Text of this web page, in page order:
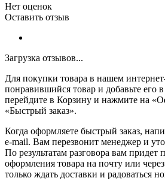
Нет оценок
Оставить отзыв
Загрузка отзывов...
Для покупки товара в нашем
понравившийся товар и добавьте его
перейдите в Корзину и нажмите на
«Быстрый заказ».
Когда оформляете быстрый заказ,
e-mail. Вам перезвонит менеджер и
По результатам разговора вам придет
оформления товара на почту или
только ждать доставки и радоваться